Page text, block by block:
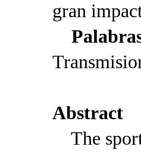
gran
Abstract
The